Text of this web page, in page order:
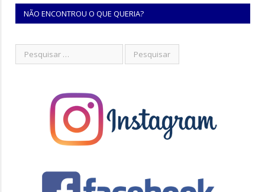
NÃO ENCONTROU O QUE QUERIA?